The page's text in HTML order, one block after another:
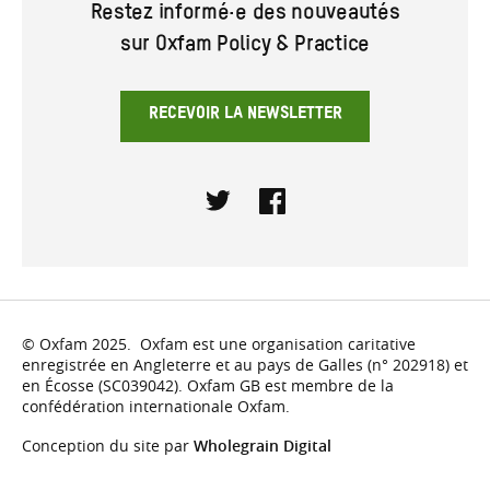
Restez informé·e des nouveautés
sur Oxfam Policy & Practice
RECEVOIR LA NEWSLETTER
© Oxfam 2025. Oxfam est une organisation caritative
enregistrée en Angleterre et au pays de Galles (n° 202918) et
en Écosse (SC039042). Oxfam GB est membre de la
confédération internationale Oxfam.
Conception du site par Wholegrain Digital